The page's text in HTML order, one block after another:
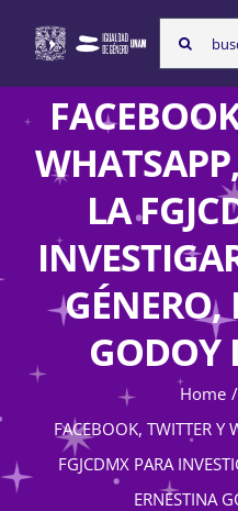
content
Search
for:
Atención de la
LA
GÉNERO,
GODOY
Home
FACEBOOK, TWITTER Y
FGJCDMX PARA
ERNESTINA